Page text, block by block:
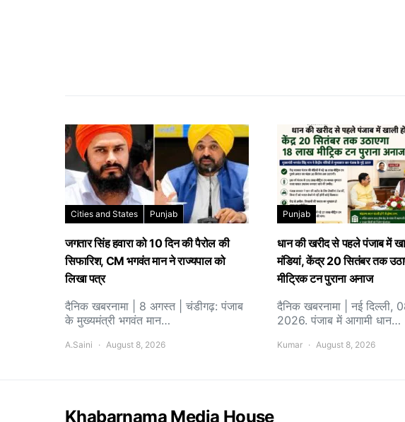
Cities and States Punjab
जगतार सिंह हवारा को 10 दिन की पैरोल की
सिफारिश, CM भगवंत मान ने राज्यपाल को
लिखा पत्र
दैनिक खबरनामा | 8 अगस्त | चंडीगढ़: पंजाब
के मुख्यमंत्री भगवंत मान…
A.Saini August 8, 2026
Punjab
धान की खरीद से पहले पंजाब में
मंडियां, केंद्र 20 सितंबर तक
मीट्रिक टन पुराना अनाज
दैनिक खबरनामा | नई दिल्ली,
2026. पंजाब में आगामी धान…
Kumar August 8, 2026
Khabarnama Media House